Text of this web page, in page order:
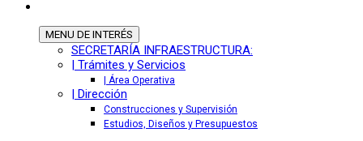
MENU DE INTERÉS
SECRETARÍA INFRAESTRUCTURA:
| Trámites y Servicios
| Área Operativa
| Dirección
Construcciones y Supervisión
Estudios, Diseños y Presupuestos